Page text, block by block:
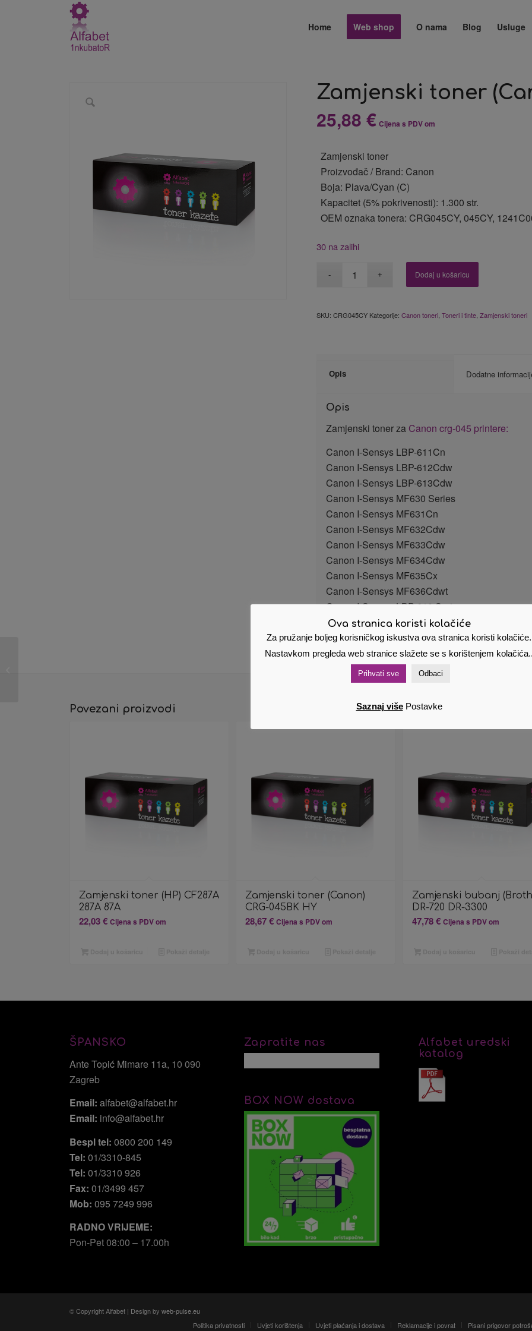
Home Web shop O nama Blog Usluge
Zamjenski toner
25,88€ Cijena s PDV om
Zamjenski toner
Proizvođač / Brand: Canon
Boja: Plava/Cyan (C)
Kapacitet (5% pokrivenosti): 1.300 str.
OEM oznaka tonera: CRG045CY, 045CY,
30 na zalihi
Dodaj u košaricu
SKU:CRG045CY Kategorije:Canon toneri ,Toneri i tinte ,Zamjenski toneri
Opis Dodatne
Opis
Zamjenski toner za Canon crg-045 printere:
Canon I-Sensys LBP-611Cn
Canon I-Sensys LBP-612Cdw
Canon I-Sensys LBP-613Cdw
Canon I-Sensys MF630 Series
Canon I-Sensys MF631Cn
Canon I-Sensys MF632Cdw
Canon I-Sensys MF633Cdw
Canon I-Sensys MF634Cdw
Canon I-Sensys MF635Cx
Canon I-Sensys MF636Cdwt
Canon I-Sensys LBP-610 Series
Brza dostava tonera
Povezani proizvodi
Zamjenski toner (HP) CF287A
287A 87A
22,03€ Cijena s PDV om
Zamjenski toner (Canon)
CRG-045BK HY
28,67€ Cijena s PDV om
Zamjenski bubanj
DR-720 DR-3300
47,78€ Cijena s PDV om
ŠPANSKO
Ante Topić Mimare 11a, 10 090
Zagreb
Email: alfabet@alfabet.hr
Email: info@alfabet.hr
Bespl tel: 0800 200 149
Tel: 01/3310-845
Tel: 01/3310 926
Fax: 01/3499 457
Mob: 095 7249 996
RADNO VRIJEME:
Pon-Pet 08:00 – 17.00h
Zapratite nas
BOX NOW dostava
Alfabet uredski
katalog
© Copyright Alfabet | Design byweb-pulse.eu
Politika privatnosti
Uvjeti korištenja Uvjeti plaćanja i dostava Reklamacije i povrat Pisani prigovor
Ova stranica koristi kolačiće
Za pružanje boljeg korisničkog iskustva ova stranica koristi kolačiće.
Nastavkom pregleda web stranice slažete se s korištenjem
Prihvati sve Odbaci
Saznaj više Postavke